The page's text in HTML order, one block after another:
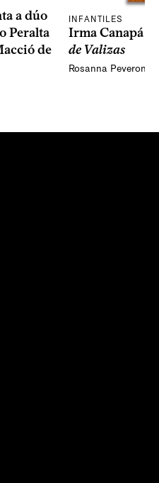
a dúo
Peralta
de
INFANTILES
Irma Canapá
de Valizas
Rosanna Peveroni